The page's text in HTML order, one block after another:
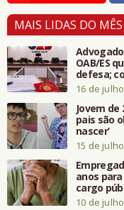
MAIS LIDAS DO MÊS
OAB/ES
defesa;
16 de
Jovem
pais são
nascer’
15 de
anos
cargo
10 de